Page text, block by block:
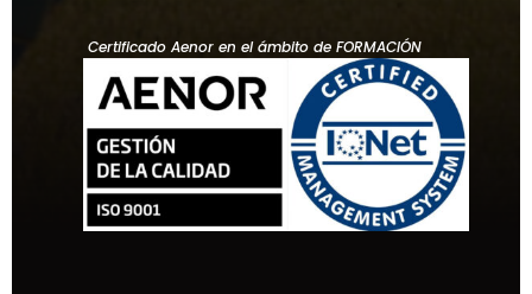
Certificado Aenor en el ámbito de FORMACIÓN